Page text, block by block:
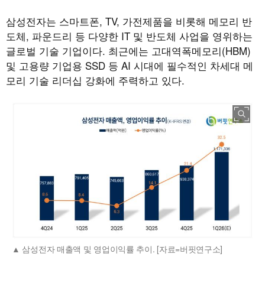
삼성전자는 스마트폰, TV, 가전제품을 비롯해 메모리 반
도체, 파운드리 등 다양한 IT 및 반도체 사업을 영위하는
글로벌 기술 기업이다. 최근에는 고대역폭메모리(HBM)
및 고용량 기업용 SSD 등 AI 시대에 필수적인 차세대 메
모리 기술 리더십 강화에 주력하고 있다.
삼성전자 매출액 및 영업이익률 추이. [자료=버핏연구소]